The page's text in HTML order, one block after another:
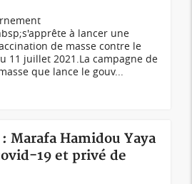
à lancer une
de masse contre le
11 juillet 2021.La campagne de
que lance le gouv...
Marafa Hamidou Yaya
19 et privé de